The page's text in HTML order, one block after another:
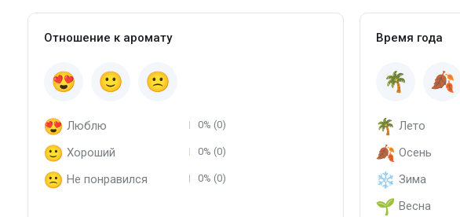
Отношение к аромату
Люблю 0% (0)
Хороший 0% (0)
Не понравился 0% (0)
Время года
Лето
Осень
Зима
Весна